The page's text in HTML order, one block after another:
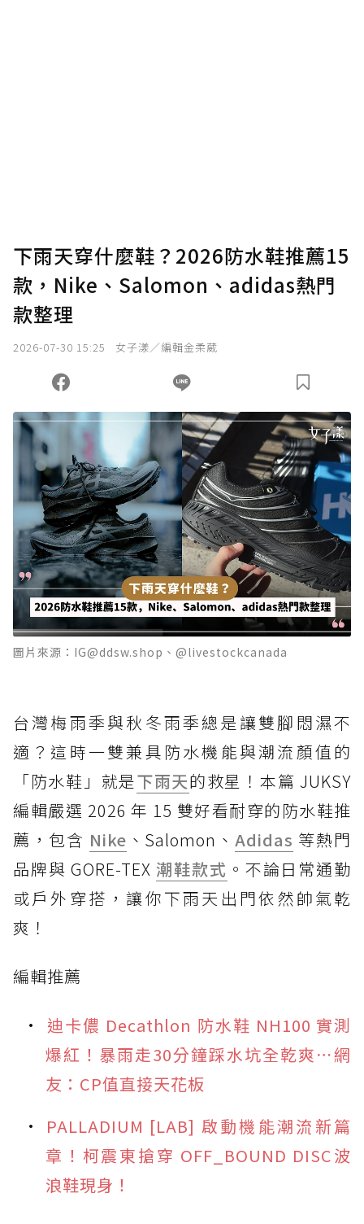
下雨天穿什麼鞋？2026防水鞋推薦15
款，Nike、Salomon、adidas熱門
款整理
2026-07-30 15:25 女子漾／編輯金柔葳
圖片來源：IG@ddsw.shop、@livestockcanada
台灣梅雨季與秋冬雨季總是讓雙腳悶濕不
適？這時一雙兼具防水機能與潮流顏值的
「防水鞋」就是下雨天的救星！本篇 JUKSY
編輯嚴選 2026 年 15 雙好看耐穿的防水鞋推
薦，包含 Nike 、Salomon、Adidas 等熱門
品牌與 GORE-TEX 潮鞋款式 。不論日常通勤
或戶外穿搭，讓你下雨天出門依然帥氣乾
爽！
編輯推薦
迪卡儂 Decathlon 防水鞋 NH100 實測
爆紅！暴雨走30分鐘踩水坑全乾爽⋯網
友：CP值直接天花板
PALLADIUM [LAB] 啟動機能潮流新篇
章！柯震東搶穿 OFF_BOUND DISC波
浪鞋現身！